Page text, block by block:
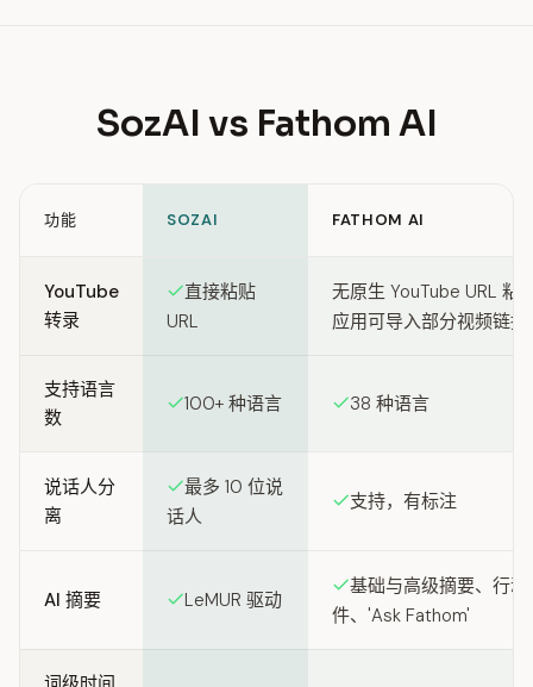
SozAI vs Fathom AI
功能 SOZAI FATHOM AI
YouTube
转录
直接粘贴
URL
无原生 YouTube URL 粘
应用可导入部分视频链接
支持语言
数
100+ 种语言 38 种语言
说话人分
离
最多 10 位说
话人
支持，有标注
AI 摘要 LeMUR 驱动
基础与高级摘要、行
件、'Ask Fathom'